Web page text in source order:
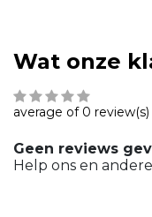
Wat onze
average of 0 review(s)
Geen reviews
Help ons en